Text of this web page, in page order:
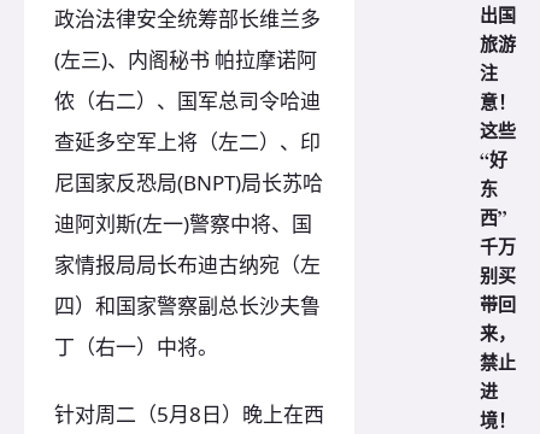
政治法律安全统筹部长维兰多
(左三)、内阁秘书 帕拉摩诺阿
侬（右二）、国军总司令哈迪
查延多空军上将（左二）、印
尼国家反恐局(BNPT)局长苏哈
迪阿刘斯(左一)警察中将、国
家情报局局长布迪古纳宛（左
四）和国家警察副总长沙夫鲁
丁（右一）中将。
针对周二（5月8日）晚上在西
出国
旅游
注
意！
这些
“好
东
西”
千万
别买
带回
来，
禁止
进
境！